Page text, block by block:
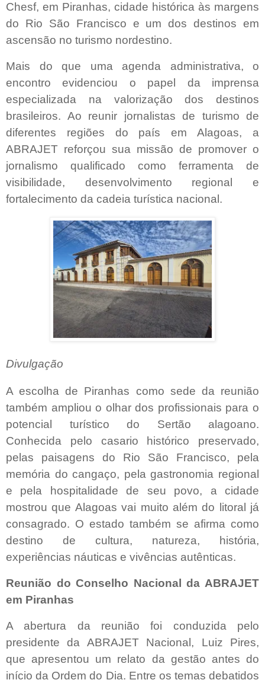
Chesf, em Piranhas, cidade histórica às margens
do Rio São Francisco e um dos destinos em
ascensão no turismo nordestino.
Mais do que uma agenda administrativa, o
encontro evidenciou o papel da imprensa
especializada na valorização dos destinos
brasileiros. Ao reunir jornalistas de turismo de
diferentes regiões do país em Alagoas, a
ABRAJET reforçou sua missão de promover o
jornalismo qualificado como ferramenta de
visibilidade, desenvolvimento regional e
fortalecimento da cadeia turística nacional.
Divulgação
A escolha de Piranhas como sede da reunião
também ampliou o olhar dos profissionais para o
potencial turístico do Sertão alagoano.
Conhecida pelo casario histórico preservado,
pelas paisagens do Rio São Francisco, pela
memória do cangaço, pela gastronomia regional
e pela hospitalidade de seu povo, a cidade
mostrou que Alagoas vai muito além do litoral já
consagrado. O estado também se afirma como
destino de cultura, natureza, história,
experiências náuticas e vivências autênticas.
Reunião do Conselho Nacional da ABRAJET
em Piranhas
A abertura da reunião foi conduzida pelo
presidente da ABRAJET Nacional, Luiz Pires,
que apresentou um relato da gestão antes do
início da Ordem do Dia. Entre os temas debatidos